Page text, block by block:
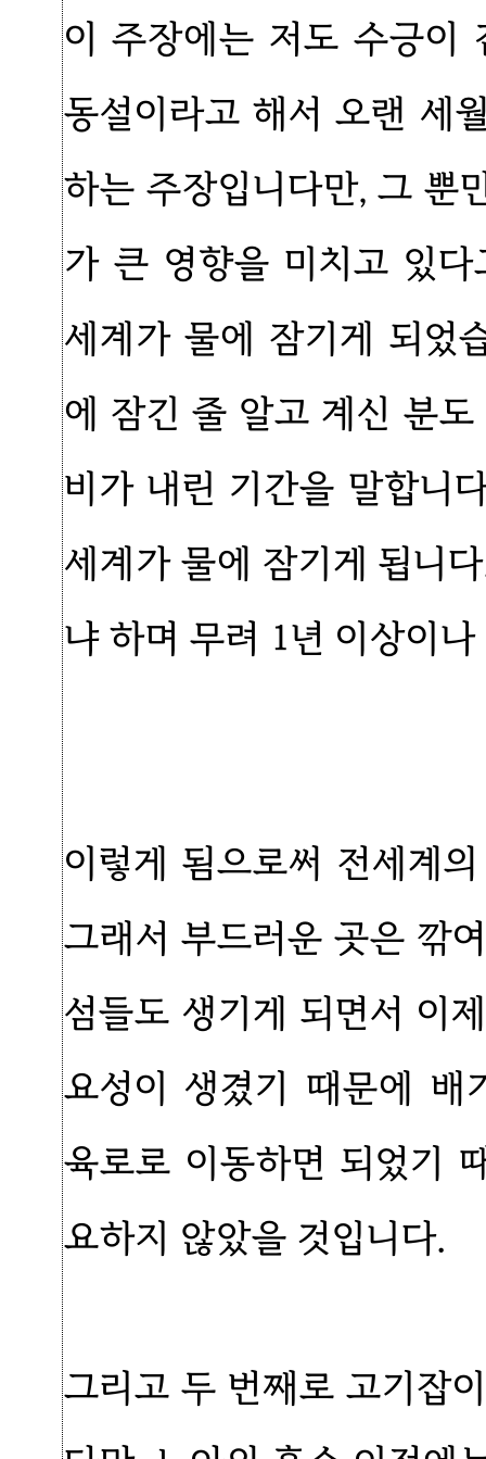
이 주장에는 저도 수긍이
동설이라고 해서 오랜 세
하는 주장입니다만, 그 뿐
가 큰 영향을 미치고 있
세계가 물에 잠기게 되었
에 잠긴 줄 알고 계신 분
비가 내린 기간을 말합니
세계가 물에 잠기게 됩니
냐 하며 무려 1년 이상이
이렇게 됨으로써 전세계
그래서 부드러운 곳은 깎
섬들도 생기게 되면서 이
요성이 생겼기 때문에 배
육로로 이동하면 되었기
요하지 않았을 것입니다.
그리고 두 번째로 고기잡